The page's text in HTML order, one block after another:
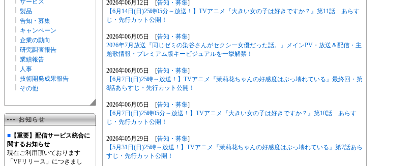
サービス
製品
告知・募集
キャンペーン
企業の動向
研究調査報告
業績報告
人事
技術開発成果報告
その他
■ 【重要】配信サービス統合に
関するお知らせ
現在ご利用頂いております
「VFリリース」につきまし
2026年06月12日 [告知・募集]
【6月14日(日)25時05分～放送！】TVアニメ『大きい女の子は好きですか？』第11話 あらす
じ・先行カット公開！
2026年06月05日 [告知・募集]
2026年7月放送『同じゼミの染谷さんがセクシー女優だった話。』メインPV・放送＆配信・主
題歌情報・プレミアム版キービジュアルを一挙解禁！
2026年06月05日 [告知・募集]
【6月7日(日)25時～放送！】TVアニメ『茉莉花ちゃんの好感度はぶっ壊れている』最終回・第
8話あらすじ・先行カット公開！
2026年06月05日 [告知・募集]
【6月7日(日)25時05分～放送！】TVアニメ『大きい女の子は好きですか？』第10話 あらす
じ・先行カット公開！
2026年05月29日 [告知・募集]
【5月31日(日)25時～放送！】TVアニメ『茉莉花ちゃんの好感度はぶっ壊れている』第7話あら
すじ・先行カット公開！